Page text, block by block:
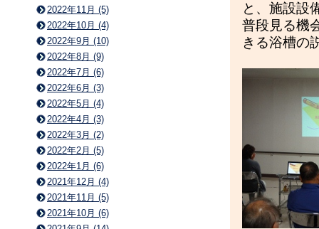
と、施設設
普段見る機
きる浴槽の
2022年11月 (5)
2022年10月 (4)
2022年9月 (10)
2022年8月 (9)
2022年7月 (6)
2022年6月 (3)
2022年5月 (4)
2022年4月 (3)
2022年3月 (2)
2022年2月 (5)
2022年1月 (6)
2021年12月 (4)
2021年11月 (5)
2021年10月 (6)